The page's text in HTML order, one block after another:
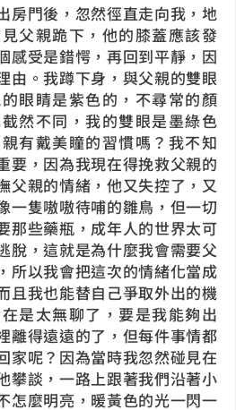
門後，忽然徑直走向我，地
父親跪下，他的膝蓋應該發
感受是錯愕，再回到平靜，因
由。我蹲下身，與父親的雙眼
眼睛是紫色的，不尋常的顏
然不同，我的雙眼是墨綠色
有戴美瞳的習慣嗎？我不知
要，因為我現在得挽救父親的
父親的情緒，他又失控了，又
一隻嗷嗷待哺的雛鳥，但一切
那些藥瓶，成年人的世界太可
脫，這就是為什麼我會需要父
所以我會把這次的情緒化當成
且我也能替自己爭取外出的機
是太無聊了，要是我能夠出
離得遠遠的了，但每件事情都
家呢？因為當時我忽然碰見在
攀談，一路上跟著我們沿著小
怎麼明亮，暖黃色的光一閃一